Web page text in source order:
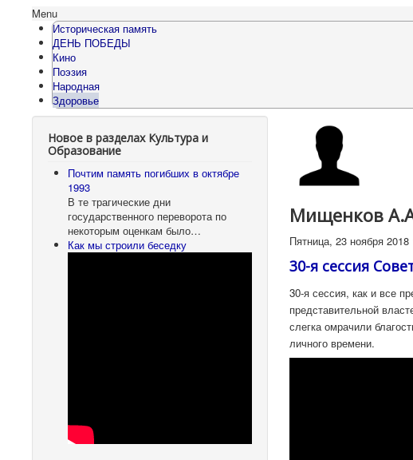
Menu
Историческая память
ДЕНЬ ПОБЕДЫ
Кино
Поэзия
Народная
Здоровье
Новое в разделах Культура и
Образование
Почтим память погибших в октябре
1993
В те трагические дни
государственного переворота по
некоторым оценкам было…
Как мы строили беседку
Мищенков
Пятница, 23 ноября 2018
30-я сессия
30-я сессия, как и все
представительной
слегка омрачили
личного времени.